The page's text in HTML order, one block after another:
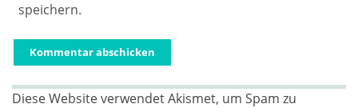
speichern.
Diese Website verwendet Akismet, um Spam zu